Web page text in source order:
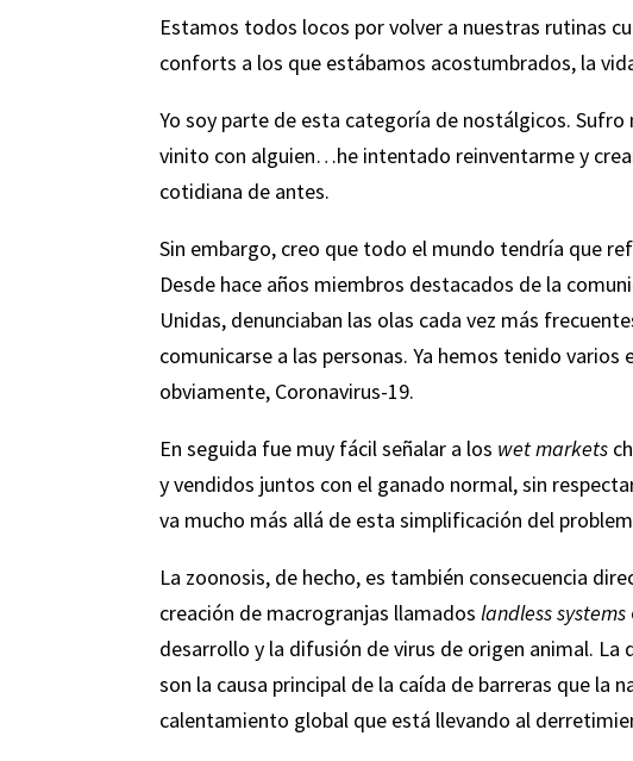
Estamos todos locos por volver a nuestras rutinas
conforts a los que estábamos acostumbrados, la
Yo soy parte de esta categoría de nostálgicos.
vinito con alguien…he intentado reinventarme y
cotidiana de antes.
Sin embargo, creo que todo el mundo tendría que
Desde hace años miembros destacados de la
Unidas, denunciaban las olas cada vez más
comunicarse a las personas. Ya hemos tenido
obviamente, Coronavirus-19.
En seguida fue muy fácil señalar a los wet markets
y vendidos juntos con el ganado normal, sin
va mucho más allá de esta simplificación del
La zoonosis, de hecho, es también consecuencia
creación de macrogranjas llamadoslandless systems
desarrollo y la difusión de virus de origen animal.
son la causa principal de la caída de barreras que la
calentamiento global que está llevando al